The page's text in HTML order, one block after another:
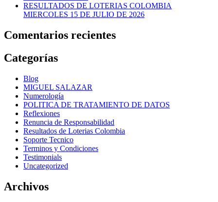
RESULTADOS DE LOTERIAS COLOMBIA
MIERCOLES 15 DE JULIO DE 2026
Comentarios recientes
Categorías
Blog
MIGUEL SALAZAR
Numerología
POLITICA DE TRATAMIENTO DE DATOS
Reflexiones
Renuncia de Responsabilidad
Resultados de Loterias Colombia
Soporte Tecnico
Terminos y Condiciones
Testimonials
Uncategorized
Archivos